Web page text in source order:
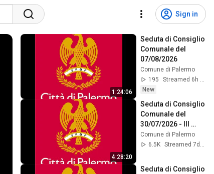
Sign in
1:24:06
Seduta di Consiglio
Comunale del
07/08/2026
Comune di Palermo
195
Streamed 6h ago
New
4:28:20
Seduta di Consiglio
Comunale del
30/07/2026 - III
Parte
Comune di Palermo
6.5K
Streamed 7d ago
Seduta di Consiglio